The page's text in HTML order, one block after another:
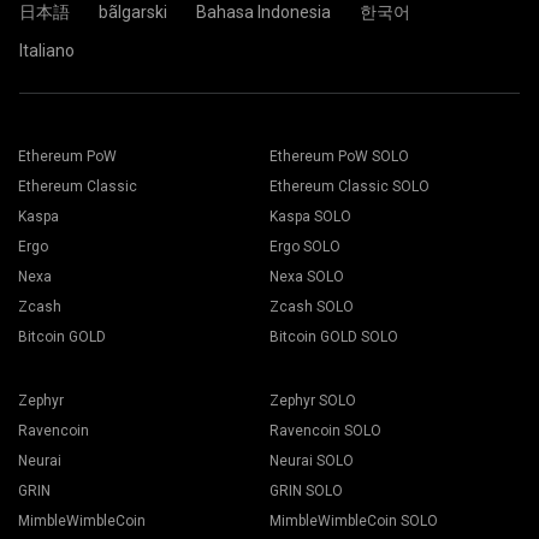
butonuna basın.
basın.
Açılır listeden Cüzdanınızı, Coin'inizi ve Madencinizi seçin.
Madenciliği başlatmak için Tümüne uygula butonuna basın.
2Miners madencilik havuzunu seçin. Açılır pencere
日本語
bãlgarski Bahasa Indonesia
한국어
Italiano
Ethereum PoW
Ethereum Classic
Kaspa
Ergo
Nexa
Zcash
Bitcoin GOLD
Ethereum PoW SOLO
Ethereum Classic SOLO
Kaspa SOLO
Ergo SOLO
Nexa SOLO
Zcash SOLO
Bitcoin GOLD SOLO
Zephyr
Ravencoin
Neurai
GRIN
MimbleWimbleCoin
Zephyr SOLO
Ravencoin SOLO
Neurai SOLO
GRIN SOLO
MimbleWimbleCoin SOLO